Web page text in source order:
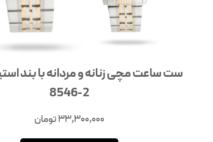
8546-2
33,300,000تومان